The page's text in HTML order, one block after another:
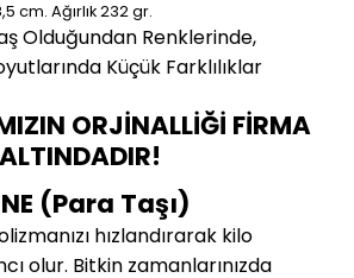
cm.Ağırlık 232 gr.
Olduğundan Renklerinde,
Küçük Farklılıklar
ORJİNALLİĞİ FİRMA
(Para Taşı)
hızlandırarak kilo
olur. Bitkin zamanlarınızda